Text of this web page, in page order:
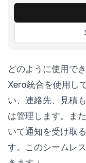
どのように使用で
Xero統合を使用し
い、連絡先、見積
は管理します。ま
いて通知を受け取
す。このシームレ